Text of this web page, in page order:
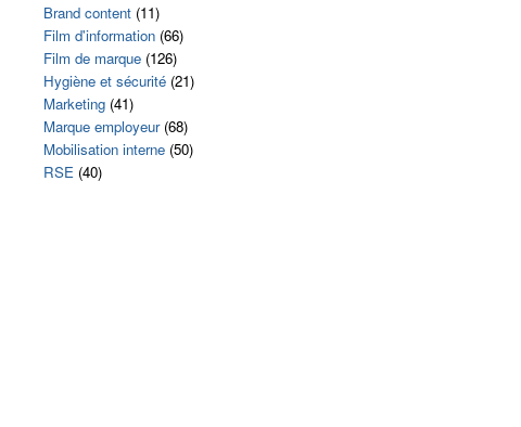
Brand content (11)
Film d'information (66)
Film de marque (126)
Hygiène et sécurité (21)
Marketing (41)
Marque employeur(68)
Mobilisation interne (50)
RSE (40)